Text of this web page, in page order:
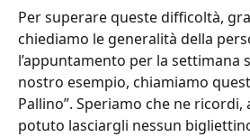
Per superare queste difficoltà,
chiediamo le generalità della
l’appuntamento per la settimana
nostro esempio, chiamiamo
Pallino”. Speriamo che ne
potuto lasciargli nessun